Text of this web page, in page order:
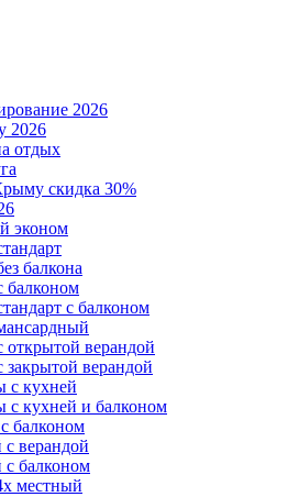
2026
2026
отдых
скидка 30%
эконом
балкона
балконом
с балконом
открытой верандой
закрытой верандой
с кухней
с кухней и балконом
балконом
верандой
балконом
местный